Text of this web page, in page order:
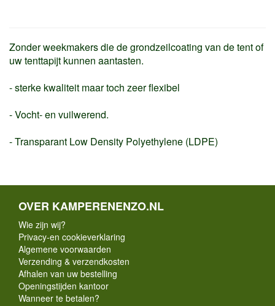
Zonder weekmakers die de grondzeilcoating van de tent of
uw tenttapijt kunnen aantasten.
- sterke kwaliteit maar toch zeer flexibel
- Vocht- en vuilwerend.
- Transparant Low Density Polyethylene (LDPE)
OVER KAMPERENENZO.NL
Wie zijn wij?
Privacy-en cookieverklaring
Algemene voorwaarden
Verzending & verzendkosten
Afhalen van uw bestelling
Openingstijden kantoor
Wanneer te betalen?